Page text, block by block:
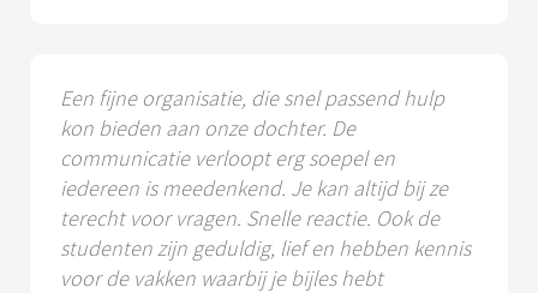
Een fijne organisatie, die snel passend hulp
kon bieden aan onze dochter. De
communicatie verloopt erg soepel en
iedereen is meedenkend. Je kan altijd bij ze
terecht voor vragen. Snelle reactie. Ook de
studenten zijn geduldig, lief en hebben kennis
voor de vakken waarbij je bijles hebt